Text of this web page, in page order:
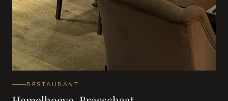
RESTAURANT